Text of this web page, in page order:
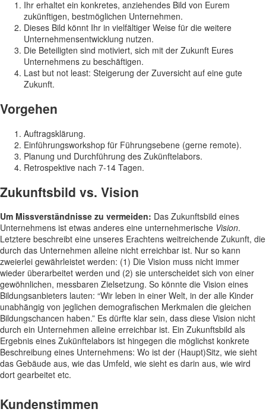
Ihr erhaltet ein konkretes, anziehendes Bild von Eurem
zukünftigen, bestmöglichen Unternehmen.
Dieses Bild könnt Ihr in vielfältiger Weise für die weitere
Unternehmensentwicklung nutzen.
Die Beteiligten sind motiviert, sich mit der Zukunft Eures
Unternehmens zu beschäftigen.
Last but not least: Steigerung der Zuversicht auf eine gute
Zukunft.
Vorgehen
Auftragsklärung.
Einführungsworkshop für Führungsebene (gerne remote).
Planung und Durchführung des Zukünftelabors.
Retrospektive nach 7-14 Tagen.
Zukunftsbild vs. Vision
Um Missverständnisse zu vermeiden: Das Zukunftsbild eines
Unternehmens ist etwas anderes eine unternehmerische Vision.
Letztere beschreibt eine unseres Erachtens weitreichende Zukunft, die
durch das Unternehmen alleine nicht erreichbar ist. Nur so kann
zweierlei gewährleistet werden: (1) Die Vision muss nicht immer
wieder überarbeitet werden und (2) sie unterscheidet sich von einer
gewöhnlichen, messbaren Zielsetzung. So könnte die Vision eines
Bildungsanbieters lauten: “Wir leben in einer Welt, in der alle Kinder
unabhängig von jeglichen demografischen Merkmalen die gleichen
Bildungschancen haben.” Es dürfte klar sein, dass diese Vision nicht
durch ein Unternehmen alleine erreichbar ist. Ein Zukunftsbild als
Ergebnis eines Zukünftelabors ist hingegen die möglichst konkrete
Beschreibung eines Unternehmens: Wo ist der (Haupt)Sitz, wie sieht
das Gebäude aus, wie das Umfeld, wie sieht es darin aus, wie wird
dort gearbeitet etc.
Kundenstimmen